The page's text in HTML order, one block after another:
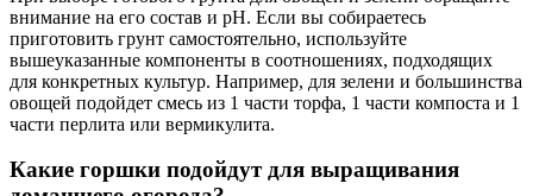
внимание на его состав и pH. Если вы собираетесь
приготовить грунт самостоятельно, используйте
вышеуказанные компоненты в соотношениях, подходящих
для конкретных культур. Например, для зелени и большинства
овощей подойдет смесь из 1 части торфа, 1 части компоста и 1
части перлита или вермикулита.
Какие горшки подойдут для выращивания